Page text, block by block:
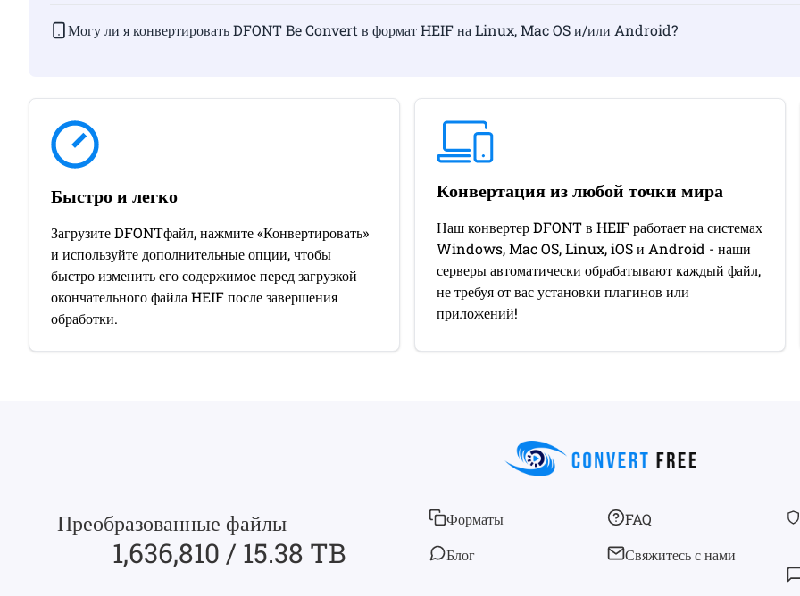
Могу ли я конвертировать DFONT Be Convert в формат HEIF на Linux, Mac OS и/или Android?
Быстро и легко
Загрузите DFONTфайл, нажмите «Конвертировать»
и используйте дополнительные опции, чтобы
быстро изменить его содержимое перед загрузкой
окончательного файла HEIF после завершения
обработки.
Конвертация из любой точки мира
Наш конвертер DFONT в HEIF работает на системах
Windows, Mac OS, Linux, iOS и Android - наши
серверы автоматически обрабатывают каждый файл,
не требуя от вас установки плагинов или
приложений!
Преобразованные файлы
1,636,810 / 15.38 TB
Форматы
Блог
FAQ
Свяжитесь с нами